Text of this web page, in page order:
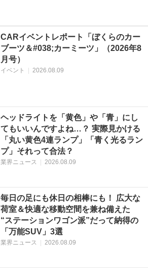
CARイベントレポート「ぼくらのカー
ブーツ＆#038;カーミーツ」（2026年8
月号）
イベント 2026.08.09
ヘッドライトを「黄色」や「青」にし
てもいいんですよね…？ 実際見かける
「丸い黄色4連ランプ」「青く光るラン
プ」それって合法？
業界ニュース 2026.08.09
毎日の足にも休日の相棒にも！ 広大な
荷室＆快適な移動空間を兼ね備えた
“ステーションワゴン派”だって納得の
「万能SUV」3選
業界ニュース | 2026.08.09